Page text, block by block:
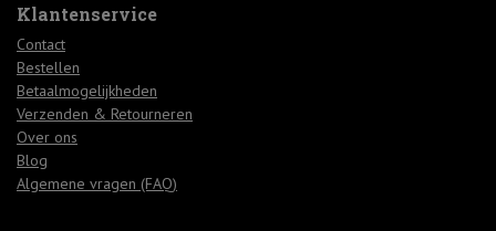
Klantenservice
Contact
Bestellen
Betaalmogelijkheden
Verzenden & Retourneren
Over ons
Blog
Algemene vragen (FAQ)